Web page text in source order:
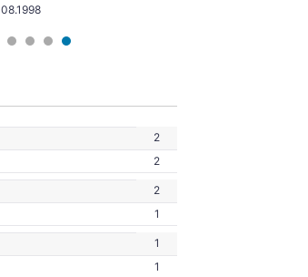
08.1998
2
2
2
1
1
1